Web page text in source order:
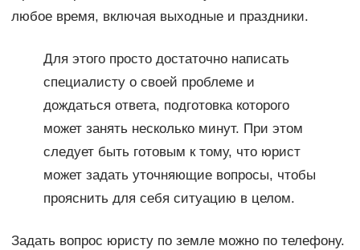
любое время, включая выходные и праздники.
Для этого просто достаточно написать
специалисту о своей проблеме и
дождаться ответа, подготовка которого
может занять несколько минут. При этом
следует быть готовым к тому, что юрист
может задать уточняющие вопросы, чтобы
прояснить для себя ситуацию в целом.
Задать вопрос юристу по земле можно по телефону.